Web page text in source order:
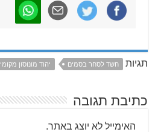
תגיות חשד לסחר בסמים יהוד מונוסון מקומי
כתיבת תגובה
האימייל לא יוצג באתר.